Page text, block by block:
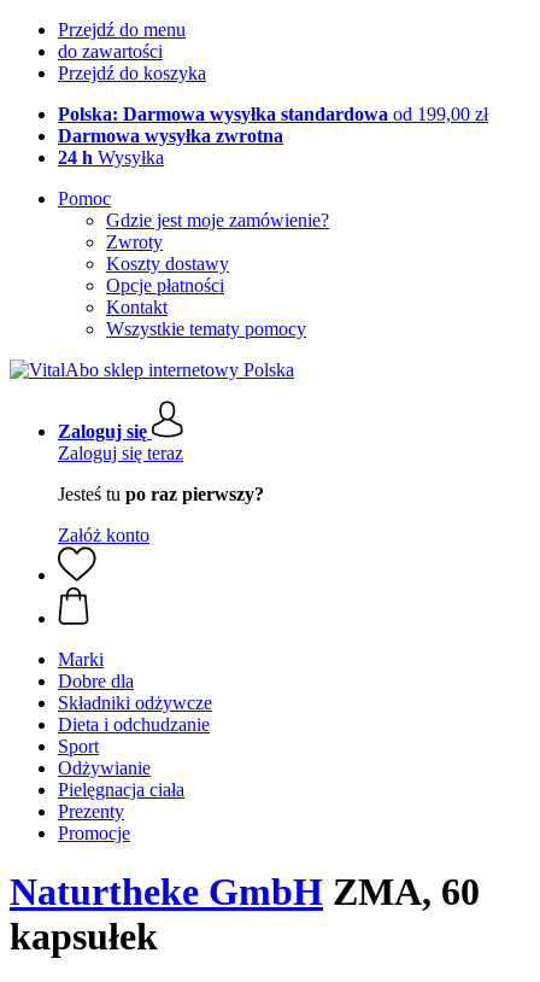
Przejdź do menu
do zawartości
Przejdź do koszyka
Polska: Darmowa wysyłka standardowa od 199,00 zł
Darmowa wysyłka zwrotna
24 h Wysyłka
Pomoc
Gdzie jest moje zamówienie?
Zwroty
Koszty dostawy
Opcje płatności
Kontakt
Wszystkie tematy pomocy
Zaloguj się
Zaloguj się teraz
Jesteś tu po raz pierwszy?
Załóż konto
Marki
Dobre dla
Składniki odżywcze
Dieta i odchudzanie
Sport
Odżywianie
Pielęgnacja ciała
Prezenty
Promocje
Naturtheke GmbH ZMA, 60
kapsułek